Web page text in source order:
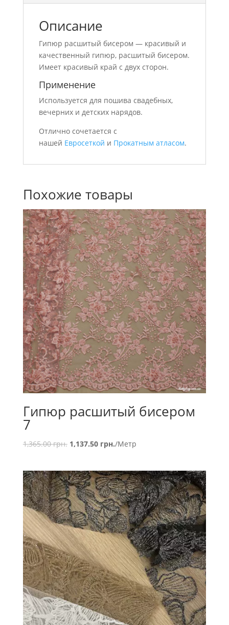
Описание
Гипюр расшитый бисером — красивый и
качественный гипюр, расшитый бисером.
Имеет красивый край с двух сторон.
Применение
Используется для пошива свадебных,
вечерних и детских нарядов.
Отлично сочетается с
нашей Евросеткой и Прокатным атласом.
Похожие товары
Гипюр расшитый бисером
7
1,365.00грн. 1,137.50 грн./Метр